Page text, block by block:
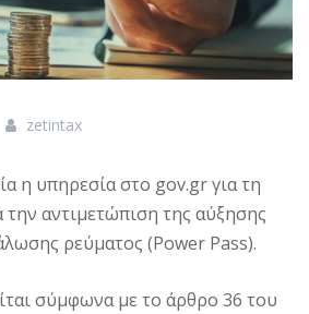
zetintax
η υπηρεσία στο gov.gr για τη
αντιμετώπιση της αύξησης
ρεύματος (Power Pass).
σύμφωνα με το άρθρο 36 του